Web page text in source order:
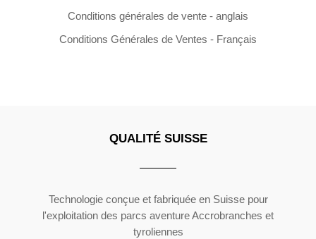
Conditions générales de vente - anglais
Conditions Générales de Ventes - Français
QUALITÉ SUISSE
Technologie conçue et fabriquée en Suisse pour
l'exploitation des parcs aventure Accrobranches et
tyroliennes